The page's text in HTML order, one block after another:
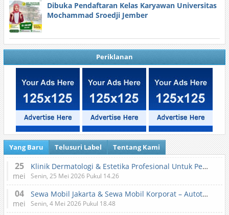
Dibuka Pendaftaran Kelas Karyawan Universitas
Mochammad Sroedji Jember
Periklanan
Yang Baru Telusuri Label Tentang Kami
25
mei
Klinik Dermatologi & Estetika Profesional Untuk Perawatan Kulit dan Kecantikan
Senin, 25 Mei 2026 Pukul 14.26
04
mei
Sewa Mobil Jakarta & Sewa Mobil Korporat – Autotranz Indonesia
Senin, 4 Mei 2026 Pukul 18.48